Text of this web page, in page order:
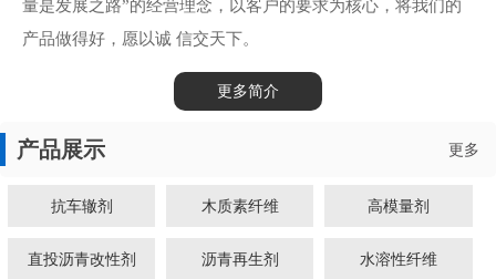
量是发展之路”的经营理念，以客户的要求为核心，将我们的
产品做得好，愿以诚 信交天下。
更多简介
产品展示 更多
抗车辙剂 木质素纤维 高模量剂
直投沥青改性剂 沥青再生剂 水溶性纤维